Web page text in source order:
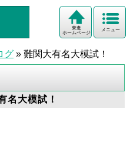
メニュー
東進
ホームページ
グ » 難関大有名大模試！
大模試！